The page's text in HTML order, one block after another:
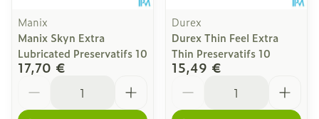
Manix
Manix Skyn Extra
Lubricated Preservatifs 10
17,70 €
Durex
Durex Thin Feel Extra
Thin Preservatifs 10
15,49 €